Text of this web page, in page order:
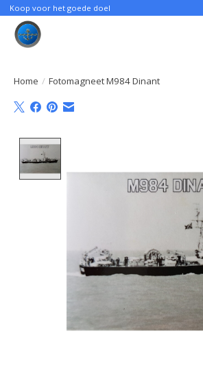
Koop voor het goede doel
Home / Fotomagneet M984 Dinant